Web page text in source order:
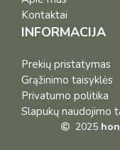
Kontaktai
INFORMACIJA
Prekių pristatymas
Grąžinimo taisyklės
Privatumo politika
Slapukų naudojimo
2025